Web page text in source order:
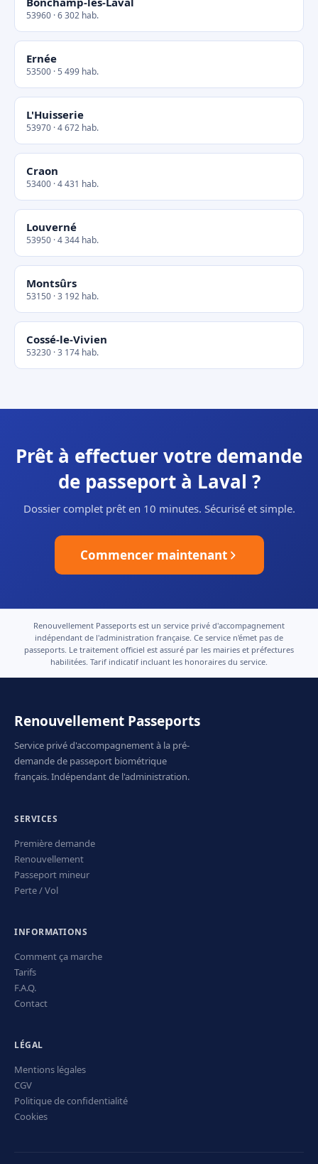
53960 · 6 302 hab.
Ernée
53500 · 5 499 hab.
L'Huisserie
53970 · 4 672 hab.
Craon
53400 · 4 431 hab.
Louverné
53950 · 4 344 hab.
Montsûrs
53150 · 3 192 hab.
Cossé-le-Vivien
53230 · 3 174 hab.
Prêt à effectuer votre demande
de passeport à Laval ?
Dossier complet prêt en 10 minutes. Sécurisé et simple.
Commencer maintenant
Renouvellement Passeports est un service privé d'accompagnement
indépendant de l'administration française. Ce service n'émet pas de
passeports. Le traitement officiel est assuré par les mairies et préfectures
habilitées. Tarif indicatif incluant les honoraires du service.
Renouvellement Passeports
Service privé d'accompagnement à la pré-
demande de passeport biométrique
français. Indépendant de l'administration.
SERVICES
Première demande
Renouvellement
Passeport mineur
Perte / Vol
INFORMATIONS
Comment ça marche
Tarifs
F.A.Q.
Contact
LÉGAL
Mentions légales
CGV
Politique de confidentialité
Cookies